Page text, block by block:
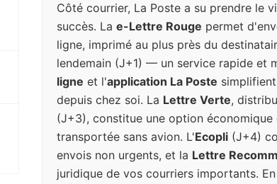
Côté courrier, La Poste a su prendre le
succès. La e-Lettre Rouge permet
ligne, imprimé au plus près du
lendemain (J+1) — un service rapide et
ligne et l'application La Poste
depuis chez soi. La Lettre Verte,
(J+3), constitue une option économique
transportée sans avion. L'Ecopli (J+4)
envois non urgents, et la Lettre
juridique de vos courriers importants.